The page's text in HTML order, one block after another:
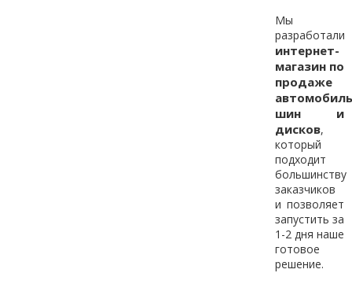
Мы
разработали
интернет-
магазин по
продаже
шин и
дисков,
который
подходит
большинству
заказчиков
и позволяет
запустить за
1-2 дня наше
готовое
решение.